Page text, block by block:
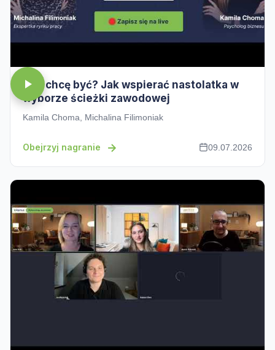
Kim chcę być? Jak wspierać nastolatka w
wyborze ścieżki zawodowej
Kamila Choma, Michalina Filimoniak
Obejrzyj nagranie 09.07.2026